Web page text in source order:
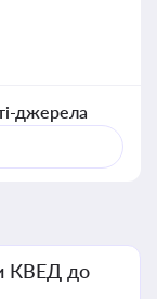
джерела
КВЕД до